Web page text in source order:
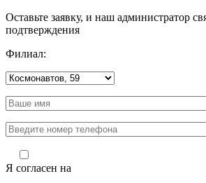
Оставьте заявку, и наш администратор
подтверждения
Филиал:
Я согласен на